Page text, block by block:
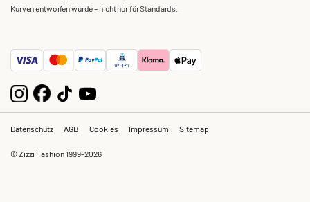
Kurven entworfen wurde – nicht nur für Standards.
Datenschutz AGB Cookies Impressum Sitemap
© Zizzi Fashion 1999-2026